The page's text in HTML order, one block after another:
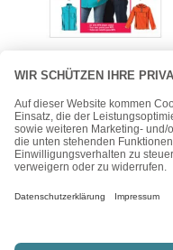
McCall’s Schnittmuster
M5252 – Jacken und
Westen – für Sie und Ihn
15,50€